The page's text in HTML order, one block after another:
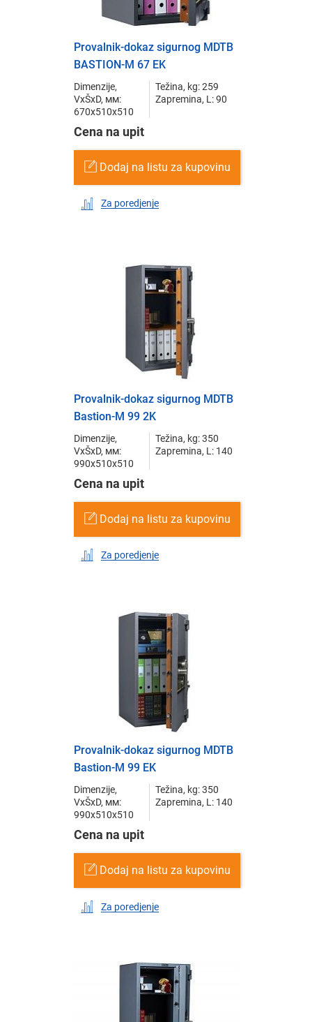
Provalnik-dokaz sigurnog MDTB
BASTION-M 67 EK
Dimenzije,
VxŠxD, мм:
670x510x510
Težina, kg: 259
Zapremina, L: 90
Cena na upit
Dodaj na listu za kupovinu
Za poredjenje
Provalnik-dokaz sigurnog MDTB
Bastion-M 99 2K
Dimenzije,
VxŠxD, мм:
990x510x510
Težina, kg: 350
Zapremina, L: 140
Cena na upit
Dodaj na listu za kupovinu
Za poredjenje
Provalnik-dokaz sigurnog MDTB
Bastion-M 99 EK
Dimenzije,
VxŠxD, мм:
990x510x510
Težina, kg: 350
Zapremina, L: 140
Cena na upit
Dodaj na listu za kupovinu
Za poredjenje